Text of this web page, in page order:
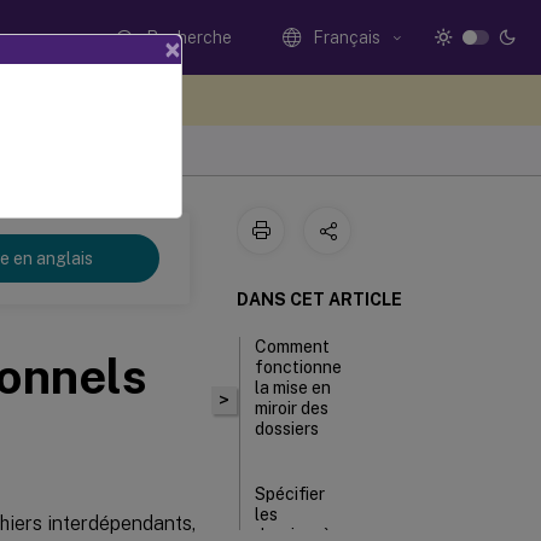
Recherche Français
en anglais
interdépendants,
>
DANS CET ARTICLE
Comment
fonctionne
la mise en
miroir des
dossiers
Spécifier
les
dossiers à
×